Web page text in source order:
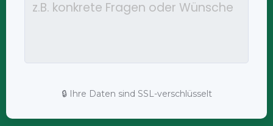
🔒 Ihre Daten sind SSL-verschlüsselt